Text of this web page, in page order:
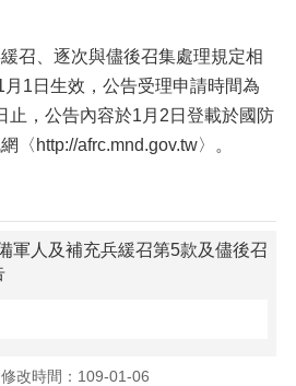
召、逐次與儘後召集處理規定相
1日生效，公告受理申請時間為
止，公告內容於1月2日登載於國防
〈http://afrc.mnd.gov.tw〉。
軍人及補充兵緩召第5款及儘後召
修改時間：109-01-06